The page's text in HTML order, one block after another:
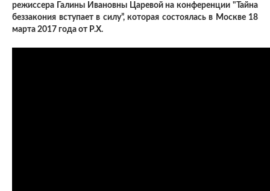
режиссера Галины Ивановны Царевой на конференции "Тайна
беззакония вступает в силу”, которая состоялась в Москве 18
марта 2017 года от Р.Х.